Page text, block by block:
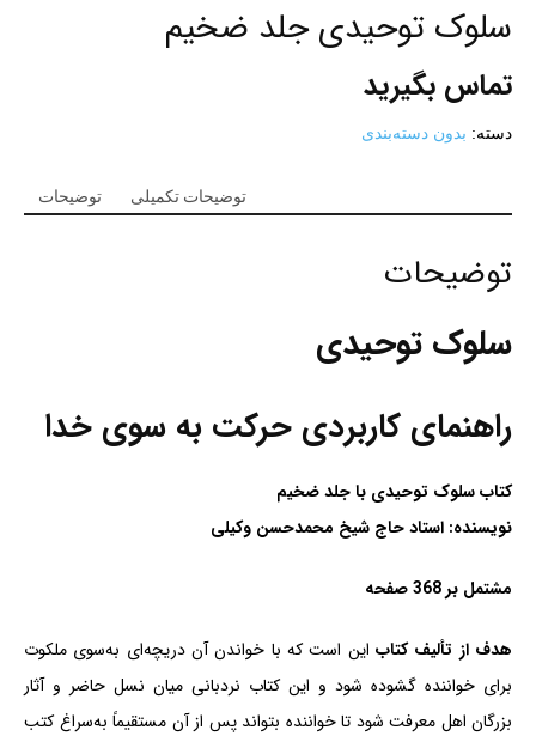
سلوک توحیدی جلد ضخیم
تماس بگیرید
دسته: بدون دسته‌بندی
توضیحات توضیحات تکمیلی
توضیحات
سلوک توحیدی
راهنمای کاربردی حرکت به سوی خدا
کتاب سلوک توحیدی با جلد ضخیم
نویسنده: استاد حاج شیخ محمدحسن وکیلی
مشتمل بر 368 صفحه
هدف از تألیف کتاب این است که با خواندن آن دریچه‌ای به‌سوی ملکوت
برای خواننده گشوده شود و این کتاب نردبانی میان نسل حاضر و آثار
بزرگان اهل معرفت شود تا خواننده بتواند پس از آن مستقیماً به‌سراغ کتب